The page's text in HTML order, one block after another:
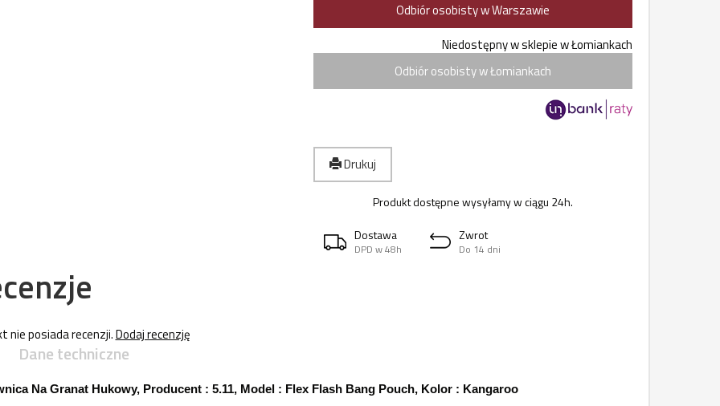
Odbiór osobisty w Warszawie
Niedostępny w sklepie w Łomiankach
Odbiór osobisty w Łomiankach
Drukuj
Produkt dostępne wysyłamy w ciągu 24h.
Dostawa
DPD w 48h
Zwrot
Do 14 dni
nie posiada recenzji.Dodaj recenzję
Dane techniczne
Na Granat Hukowy, Producent : 5.11, Model : Flex Flash Bang Pouch, Kolor : Kangaroo